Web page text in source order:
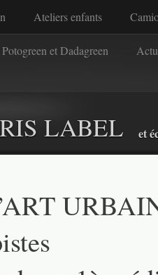
Ateliers enfants
Potogreen et Dadagreen
LABEL et